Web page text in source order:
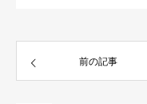
前の記事